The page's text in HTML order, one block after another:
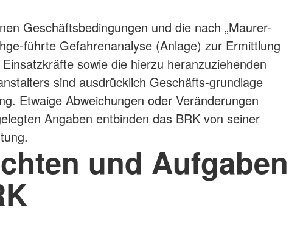
Geschäftsbedingungen und die nach „Maurer-
führte Gefahrenanalyse (Anlage) zur Ermittlung
sowie die hierzu heranzuziehenden
sind ausdrücklich Geschäfts-grundlage
Etwaige Abweichungen oder Veränderungen
Angaben entbinden das BRK von seiner
und Aufgaben